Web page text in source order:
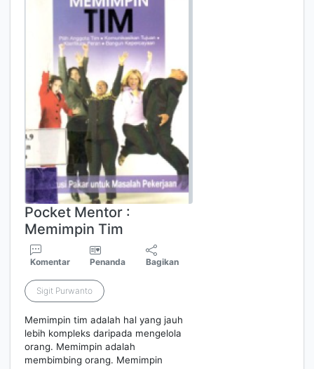
Pocket Mentor :
Memimpin Tim
Komentar Penanda Bagikan
Sigit Purwanto
Memimpin tim adalah hal yang jauh
lebih kompleks daripada mengelola
orang. Memimpin adalah
membimbing orang. Memimpin